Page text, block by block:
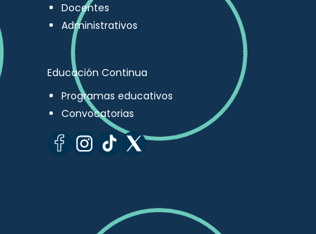
Docentes
Administrativos
Educación Continua
Programas educativos
Convocatorias